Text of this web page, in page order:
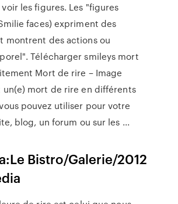
les figures. Les "figures
faces) expriment des
montrent des actions ou
Télécharger smileys mort
Mort de rire – Image
un(e) mort de rire en différents
pouvez utiliser pour votre
blog, un forum ou sur les ...
Bistro/Galerie/2012